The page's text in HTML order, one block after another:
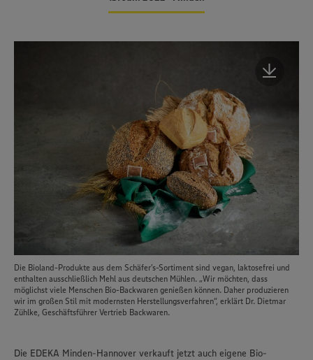
Die Bioland-Produkte aus dem Schäfer’s-Sortiment sind vegan, laktosefrei und
enthalten ausschließlich Mehl aus deutschen Mühlen. „Wir möchten, dass
möglichst viele Menschen Bio-Backwaren genießen können. Daher produzieren
wir im großen Stil mit modernsten Herstellungsverfahren“, erklärt Dr. Dietmar
Zühlke, Geschäftsführer Vertrieb Backwaren.
Die EDEKA Minden-Hannover verkauft jetzt auch eigene Bio-